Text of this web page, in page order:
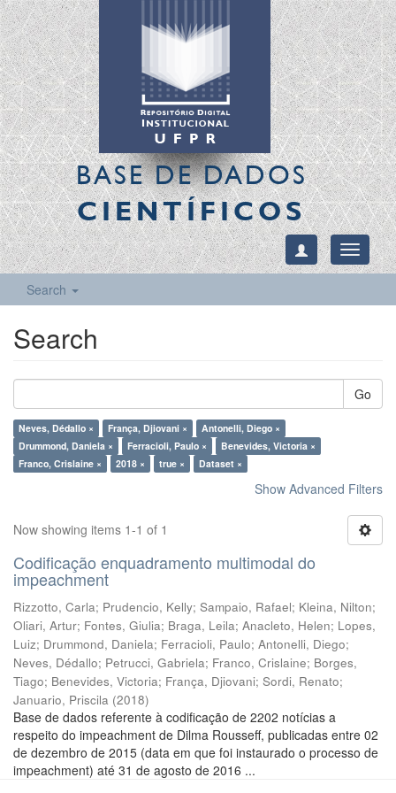
BASE DE DADOS
CIENTÍFICOS
Toggle
Search
Search
Go
Neves, Dédallo × França, Djiovani ×
Antonelli, Diego ×
Drummond, Daniela ×
Ferracioli, Paulo ×
Benevides, Victoria ×
Franco, Crislaine ×
2018 × true × Dataset ×
Show Advanced Filters
Now showing items 1-1 of 1
Codificação enquadramento multimodal do
impeachment
Rizzotto, Carla; Prudencio, Kelly; Sampaio, Rafael; Kleina, Nilton;
Oliari, Artur; Fontes, Giulia; Braga, Leila; Anacleto, Helen; Lopes,
Luiz; Drummond, Daniela; Ferracioli, Paulo; Antonelli, Diego;
Neves, Dédallo; Petrucci, Gabriela; Franco, Crislaine; Borges,
Tiago; Benevides, Victoria; França, Djiovani; Sordi, Renato;
Januario, Priscila (2018)
Base de dados referente à codificação de 2202 notícias a
respeito do impeachment de Dilma Rousseff, publicadas entre 02
de dezembro de 2015 (data em que foi instaurado o processo de
impeachment) até 31 de agosto de 2016 ...